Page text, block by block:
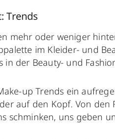
Trends
mehr oder weniger
im Kleider- und
in der Beauty- und
up Trends ein
auf den Kopf. Von
schminken, uns geben